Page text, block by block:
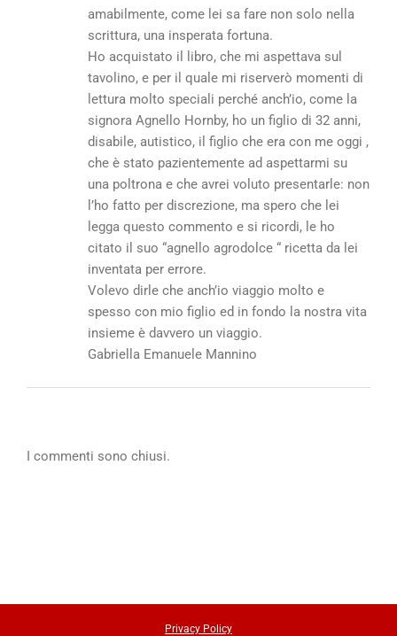
amabilmente, come lei sa fare non solo nella
scrittura, una insperata fortuna.
Ho acquistato il libro, che mi aspettava sul
tavolino, e per il quale mi riserverò momenti di
lettura molto speciali perché anch’io, come la
signora Agnello Hornby, ho un figlio di 32 anni,
disabile, autistico, il figlio che era con me oggi ,
che è stato pazientemente ad aspettarmi su
una poltrona e che avrei voluto presentarle: non
l’ho fatto per discrezione, ma spero che lei
legga questo commento e si ricordi, le ho
citato il suo “agnello agrodolce “ ricetta da lei
inventata per errore.
Volevo dirle che anch’io viaggio molto e
spesso con mio figlio ed in fondo la nostra vita
insieme è davvero un viaggio.
Gabriella Emanuele Mannino
I commenti sono chiusi.
Privacy Policy